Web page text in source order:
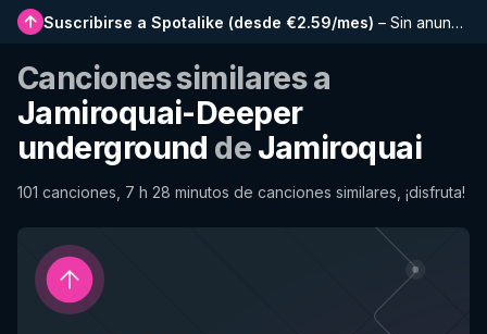
Suscribirse a Spotalike (desde €2.59/mes) – Sin anuncios, listas más largas, historial completo y acceso anticipado a nuevas funciones
Canciones similares a
Jamiroquai-Deeper
underground de Jamiroquai
101 canciones, 7 h 28 minutos de canciones similares, ¡disfruta!